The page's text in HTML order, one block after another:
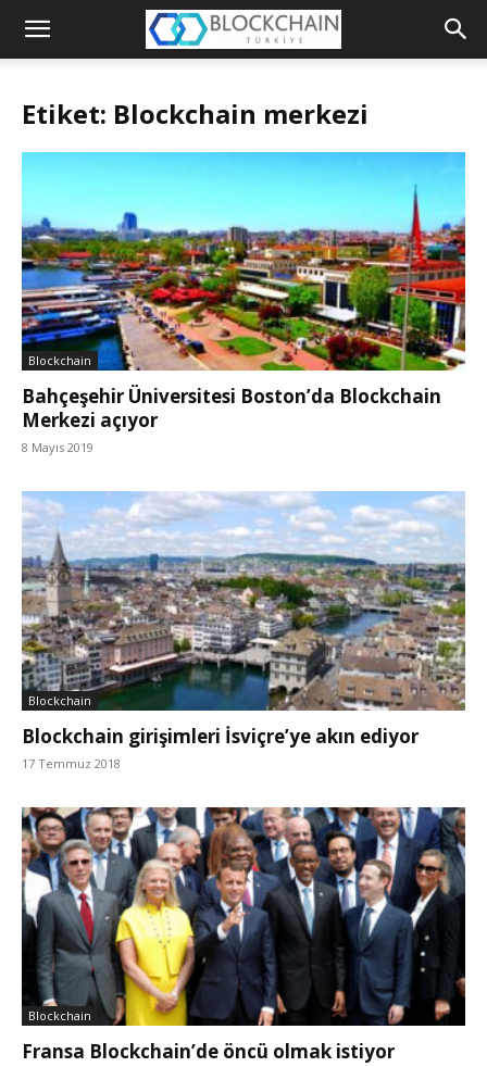
Blockchain
Etiket: Blockchain merkezi
Blockchain
Bahçeşehir Üniversitesi Boston’da Blockchain
Merkezi açıyor
8 Mayıs 2019
Blockchain
Blockchain girişimleri İsviçre’ye akın ediyor
17 Temmuz 2018
Blockchain
Fransa Blockchain’de öncü olmak istiyor